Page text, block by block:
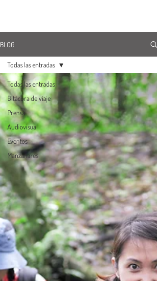
BLOG
Todas las entradas
Bitácora de viaje
Prensa
Audiovisual
Eventos
Manzanares
Todas las entradas